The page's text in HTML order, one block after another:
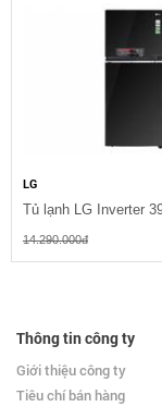
LG
14.290.000đ
Thông tin công ty
Giới thiệu công ty
Tiêu chí bán hàng